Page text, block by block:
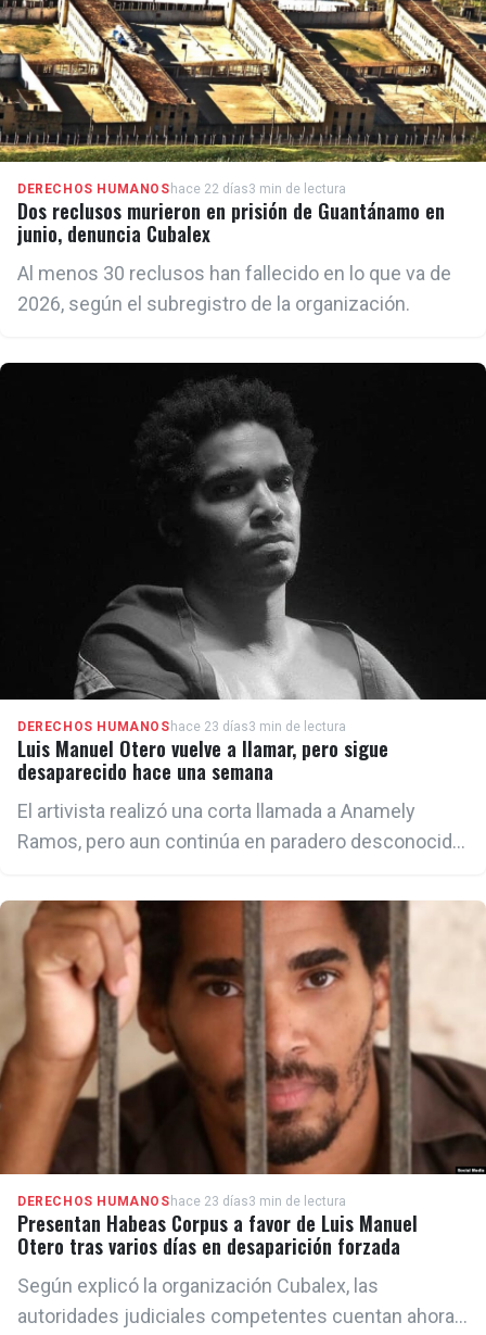
DERECHOS HUMANOS hace 22 días3 min de lectura
Dos reclusos murieron en prisión de Guantánamo en
junio, denuncia Cubalex
Al menos 30 reclusos han fallecido en lo que va de
2026, según el subregistro de la organización.
DERECHOS HUMANOS hace 23 días3 min de lectura
Luis Manuel Otero vuelve a llamar, pero sigue
desaparecido hace una semana
El artivista realizó una corta llamada a Anamely
Ramos, pero aun continúa en paradero desconocido
DERECHOS HUMANOS hace 23 días3 min de lectura
Presentan Habeas Corpus a favor de Luis Manuel
Otero tras varios días en desaparición forzada
Según explicó la organización Cubalex, las
autoridades judiciales competentes cuentan ahora